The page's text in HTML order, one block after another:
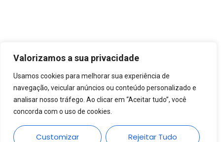
Valorizamos a sua privacidade
Usamos cookies para melhorar sua experiência de
navegação, veicular anúncios ou conteúdo personalizado e
analisar nosso tráfego. Ao clicar em “Aceitar tudo”, você
concorda com o uso de cookies.
Customizar Rejeitar Tudo